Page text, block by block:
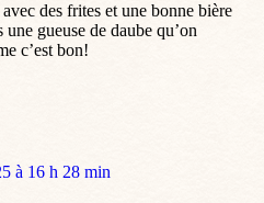
des frites et une bonne bière
gueuse de daube qu’on
c’est bon!
à 16 h 28 min